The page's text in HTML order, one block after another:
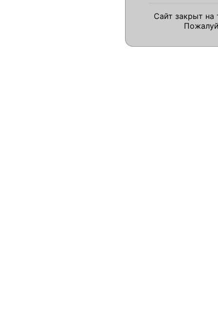
Сайт закрыт на